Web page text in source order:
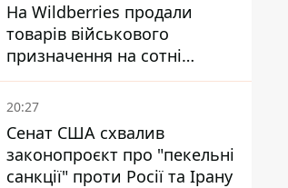
На Wildberries продали
товарів військового
призначення на сотні
мільйонів, але удари ЗСУ
змінили ситуацію
20:27
Сенат США схвалив
законопроєкт про "пекельні
санкції" проти Росії та Ірану